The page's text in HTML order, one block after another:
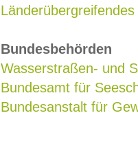
Bundesbehörden
Wasserstraßen- und
Bundesamt für
Bundesanstalt für